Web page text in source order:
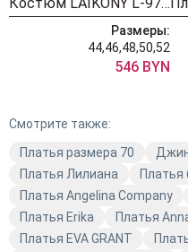
Размеры:
44,46,48,50,52
546 BYN
Смотрите также:
Платья размера 70
Платья Лилиана
Платья
Платья Angelina Company
Платья Erika
Платья
Платья EVA GRANT